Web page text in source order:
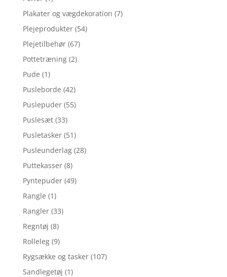
Plakater og vægdekoration (7)
Plejeprodukter (54)
Plejetilbehør (67)
Pottetræning (2)
Pude (1)
Pusleborde (42)
Puslepuder (55)
Puslesæt (33)
Pusletasker (51)
Pusleunderlag (28)
Puttekasser (8)
Pyntepuder (49)
Rangle (1)
Rangler (33)
Regntøj (8)
Rolleleg (9)
Rygsække og tasker (107)
Sandlegetøj (1)